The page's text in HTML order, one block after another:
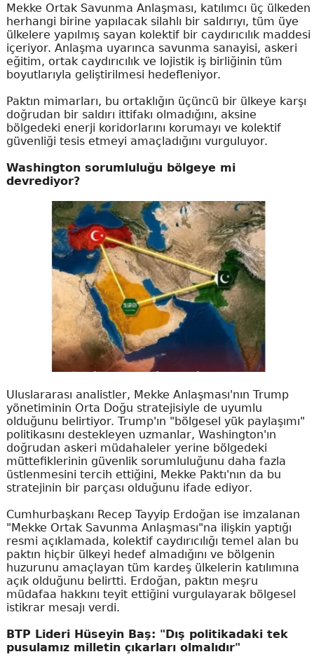
Mekke Ortak Savunma Anlaşması, katılımcı üç ülkeden
herhangi birine yapılacak silahlı bir saldırıyı, tüm üye
ülkelere yapılmış sayan kolektif bir caydırıcılık maddesi
içeriyor. Anlaşma uyarınca savunma sanayisi, askeri
eğitim, ortak caydırıcılık ve lojistik iş birliğinin tüm
boyutlarıyla geliştirilmesi hedefleniyor.
Paktın mimarları, bu ortaklığın üçüncü bir ülkeye karşı
doğrudan bir saldırı ittifakı olmadığını, aksine
bölgedeki enerji koridorlarını korumayı ve kolektif
güvenliği tesis etmeyi amaçladığını vurguluyor.
Washington sorumluluğu bölgeye mi
devrediyor?
Uluslararası analistler, Mekke Anlaşması'nın Trump
yönetiminin Orta Doğu stratejisiyle de uyumlu
olduğunu belirtiyor. Trump'ın "bölgesel yük paylaşımı"
politikasını destekleyen uzmanlar, Washington'ın
doğrudan askeri müdahaleler yerine bölgedeki
müttefiklerinin güvenlik sorumluluğunu daha fazla
üstlenmesini tercih ettiğini, Mekke Paktı'nın da bu
stratejinin bir parçası olduğunu ifade ediyor.
Cumhurbaşkanı Recep Tayyip Erdoğan ise imzalanan
"Mekke Ortak Savunma Anlaşması"na ilişkin yaptığı
resmi açıklamada, kolektif caydırıcılığı temel alan bu
paktın hiçbir ülkeyi hedef almadığını ve bölgenin
huzurunu amaçlayan tüm kardeş ülkelerin katılımına
açık olduğunu belirtti. Erdoğan, paktın meşru
müdafaa hakkını teyit ettiğini vurgulayarak bölgesel
istikrar mesajı verdi.
BTP Lideri Hüseyin Baş: "Dış politikadaki tek
pusulamız milletin çıkarları olmalıdır"